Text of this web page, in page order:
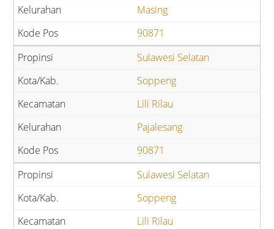
Masing
90871
Sulawesi Selatan
Soppeng
Lili Rilau
Pajalesang
90871
Sulawesi Selatan
Soppeng
Lili Rilau